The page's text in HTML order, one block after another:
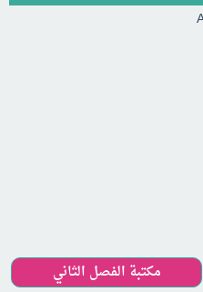
مكتبة الفصل الثاني